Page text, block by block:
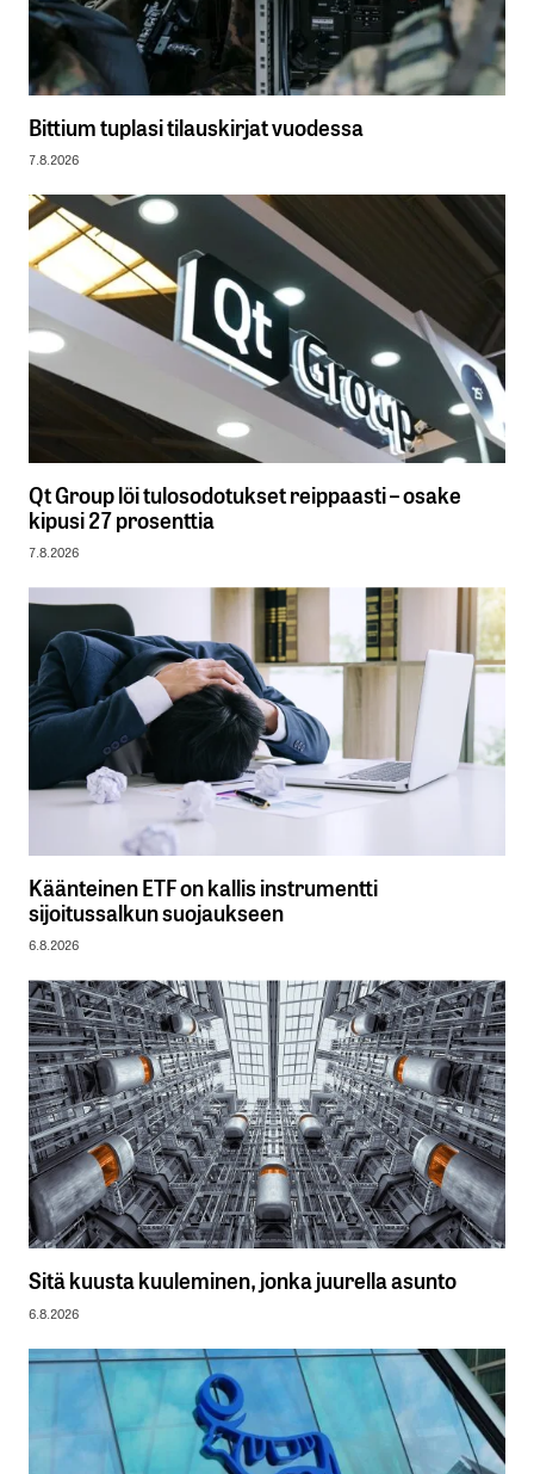
Bittium tuplasi tilauskirjat vuodessa
7.8.2026
Qt Group löi tulosodotukset reippaasti – osake
kipusi 27 prosenttia
7.8.2026
Käänteinen ETF on kallis instrumentti
sijoitussalkun suojaukseen
6.8.2026
Sitä kuusta kuuleminen, jonka juurella asunto
6.8.2026